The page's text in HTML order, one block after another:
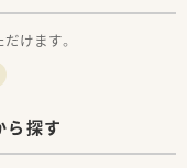
けます。
ら探す